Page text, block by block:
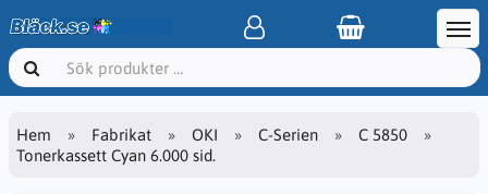
Hem Fabrikat OKI C-Serien
C 5850
Tonerkassett Cyan 6.000 sid.